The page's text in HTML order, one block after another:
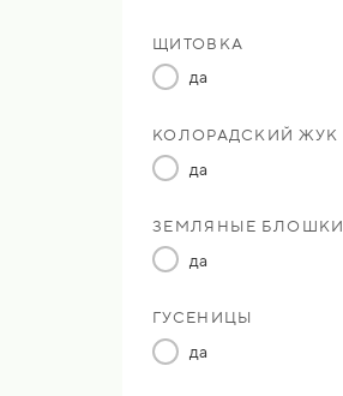
ЩИТОВКА
да
КОЛОРАДСКИЙ ЖУК
да
ЗЕМЛЯНЫЕ БЛОШКИ
да
ГУСЕНИЦЫ
да